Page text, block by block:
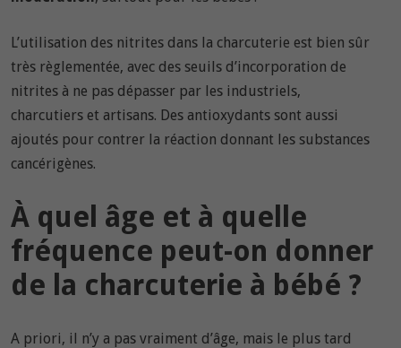
L’utilisation des nitrites dans la charcuterie est bien sûr
très règlementée, avec des seuils d’incorporation de
nitrites à ne pas dépasser par les industriels,
charcutiers et artisans. Des antioxydants sont aussi
ajoutés pour contrer la réaction donnant les substances
cancérigènes.
À quel âge et à quelle
fréquence peut-on donner
de la charcuterie à bébé ?
A priori, il n’y a pas vraiment d’âge, mais le plus tard